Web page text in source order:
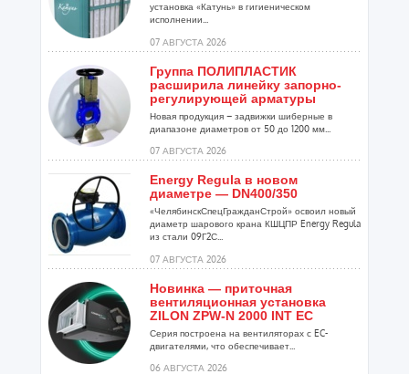
установка «Катунь» в гигиеническом
исполнении...
07 АВГУСТА 2026
Группа ПОЛИПЛАСТИК
расширила линейку запорно-
регулирующей арматуры
Новая продукция – задвижки шиберные в
диапазоне диаметров от 50 до 1200 мм...
07 АВГУСТА 2026
Energy Regula в новом
диаметре — DN400/350
«ЧелябинскСпецГражданСтрой» освоил новый
диаметр шарового крана КШЦПР Energy Regula
из стали 09Г2С...
07 АВГУСТА 2026
Новинка — приточная
вентиляционная установка
ZILON ZPW-N 2000 INT EC
Серия построена на вентиляторах с EC-
двигателями, что обеспечивает...
06 АВГУСТА 2026